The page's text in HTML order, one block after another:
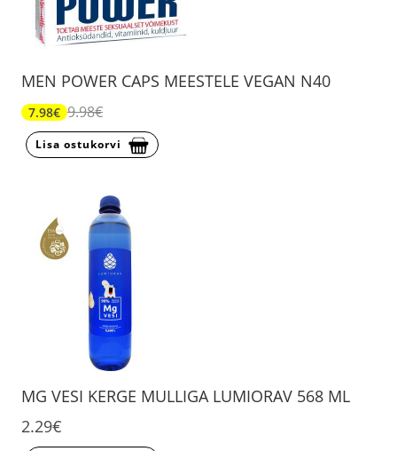
MEN POWER CAPS MEESTELE VEGAN N40
7.98€ 9.98€
Lisa ostukorvi
MG VESI KERGE MULLIGA LUMIORAV 568 ML
2.29€